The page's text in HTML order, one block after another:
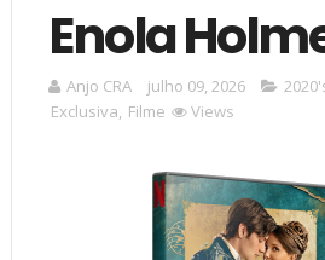
Enola
Anjo CRA julho 09, 2026
Exclusiva, Filme Views